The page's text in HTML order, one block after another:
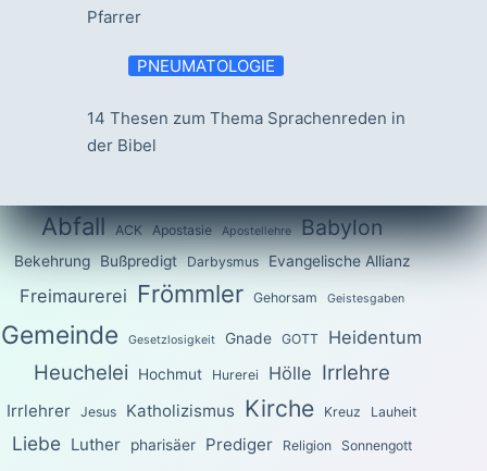
Pfarrer
PNEUMATOLOGIE
14 Thesen zum Thema Sprachenreden in
der Bibel
Abfall ACK Apostasie Apostellehre Babylon
Bekehrung Bußpredigt Darbysmus Evangelische Allianz
Freimaurerei Frömmler Gehorsam Geistesgaben
Gemeinde Gesetzlosigkeit Gnade GOTT Heidentum
Heuchelei Hochmut Hurerei Hölle Irrlehre
Irrlehrer Jesus Katholizismus Kirche Kreuz Lauheit
Liebe Luther pharisäer Prediger Religion Sonnengott